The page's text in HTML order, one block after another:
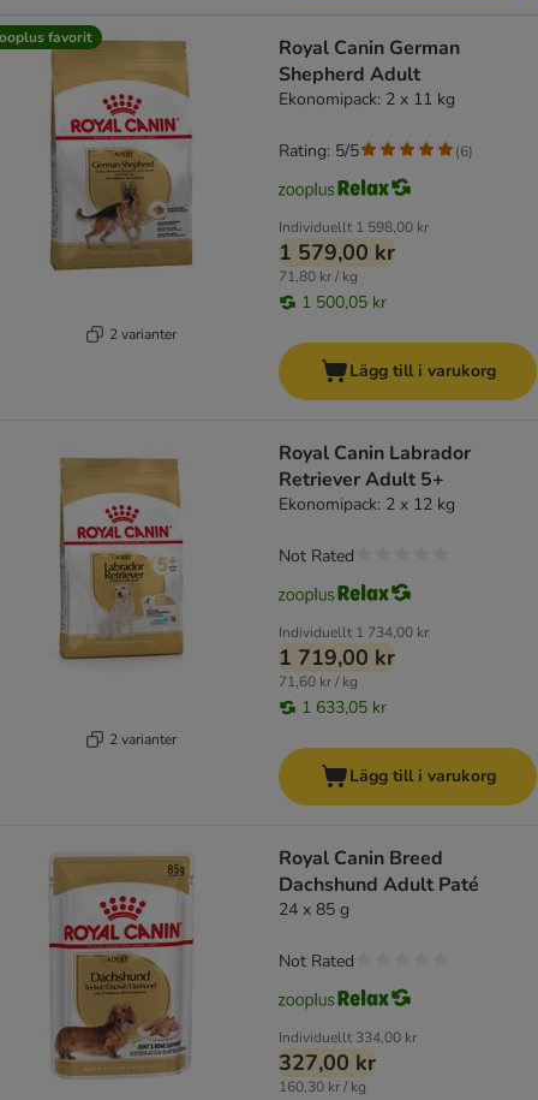
favorit
2 varianter
Royal Canin German
Shepherd Adult
Ekonomipack: 2 x 11 kg
Individuellt 1 598,00 kr
1 579,00 kr
71,80 kr / kg
1 500,05 kr
Rating: 5/5 (6)
Lägg till i varukorg
2 varianter
Royal Canin Labrador
Retriever Adult 5+
Ekonomipack: 2 x 12 kg
Individuellt 1 734,00 kr
1 719,00 kr
71,60 kr / kg
1 633,05 kr
Not Rated
Lägg till i varukorg
Royal Canin Breed
Dachshund Adult Paté
24 x 85 g
Individuellt 334,00 kr
327,00 kr
160,30 kr / kg
Not Rated